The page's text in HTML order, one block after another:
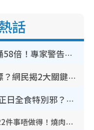
話
行李清潔｜車轆污糟過馬桶58倍！專家警告忌用酒精抹 教1招免污手除菌
裝修拆鐵閘隨時變賊人目標？網民揭2大關鍵用途：裝新式等於白裝？附新舊鐵閘分別
鬼門開2026｜農曆七月撞正日全食特別邪？專家警告切忌做一事！揭4大禁忌+2招保平安
鬼門開2026｜8.13鬼節禁忌 22件事唔做得！燒肉、刺身要少食？半夜勿吹口哨/打呢個電話